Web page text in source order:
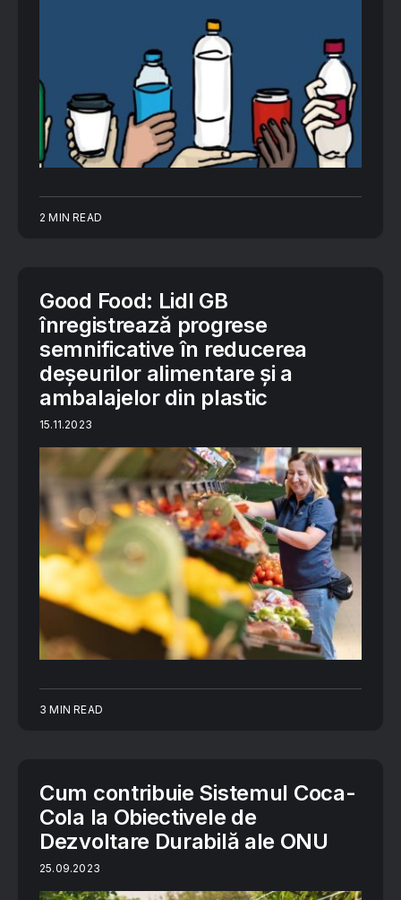
2 MIN READ
Good Food: Lidl GB
înregistrează progrese
semnificative în reducerea
deșeurilor alimentare și a
ambalajelor din plastic
15.11.2023
3 MIN READ
Cum contribuie Sistemul Coca-
Cola la Obiectivele de
Dezvoltare Durabilă ale ONU
25.09.2023